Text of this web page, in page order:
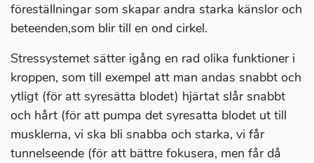
föreställningar som skapar andra starka känslor och
beteenden,som blir till en ond cirkel.
Stressystemet sätter igång en rad olika funktioner i
kroppen, som till exempel att man andas snabbt och
ytligt (för att syresätta blodet) hjärtat slår snabbt
och hårt (för att pumpa det syresatta blodet ut till
musklerna, vi ska bli snabba och starka, vi får
tunnelseende (för att bättre fokusera, men får då